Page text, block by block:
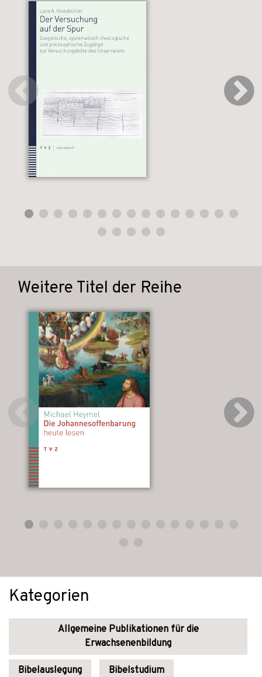
Weitere Titel der Reihe
Kategorien
Allgemeine Publikationen für die
Erwachsenenbildung
Bibelauslegung Bibelstudium